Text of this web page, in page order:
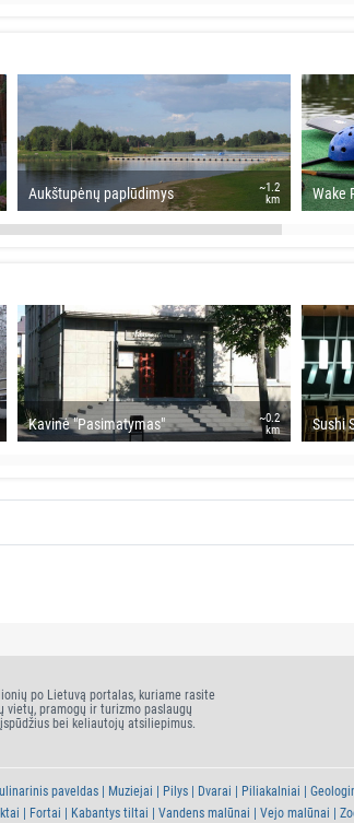
Aukštupėnų paplūdimys
~1.2
km
Wake
Kavinė "Pasimatymas"
~0.2
km
Sushi
po Lietuvą portalas, kuriame rasite
vietų, pramogų ir turizmo paslaugų
bei keliautojų atsiliepimus.
paveldas Muziejai Pilys Dvarai Piliakalniai
Fortai Kabantys tiltai Vandens malūnai Vejo malūnai